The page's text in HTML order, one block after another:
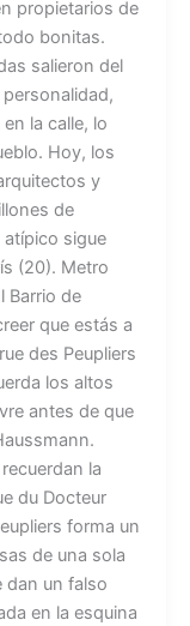
propietarios de
bonitas.
salieron del
la calle, lo
Hoy, los
y
de
sigue
(20). Metro
Barrio de
que estás a
des Peupliers
los altos
antes de que
la
du Docteur
forma un
de una sola
dan un falso
en la esquina